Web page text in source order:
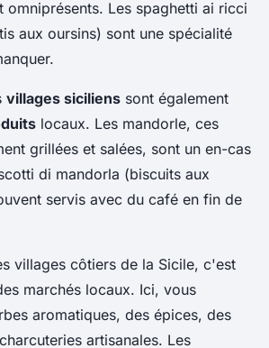
omniprésents. Les spaghetti ai ricci
aux oursins) sont une spécialité
villages siciliens sont également
locaux. Les mandorle, ces
grillées et salées, sont un en-cas
di mandorla (biscuits aux
servis avec du café en fin de
villages côtiers de la Sicile, c'est
marchés locaux. Ici, vous
aromatiques, des épices, des
artisanales. Les